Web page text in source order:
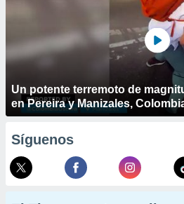
Un potente terremoto de
en Pereira y Manizales,
Síguenos